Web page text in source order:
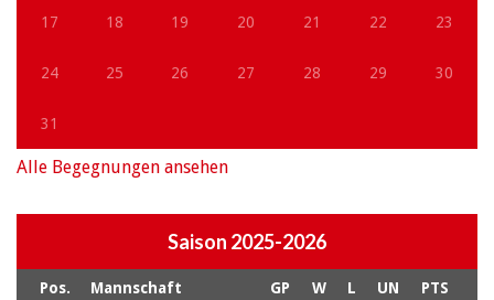
17 18 19 20 21 22 23
24 25 26 27 28 29 30
31
Alle Begegnungen ansehen
Saison 2025-2026
Pos. Mannschaft GP W L UN PTS